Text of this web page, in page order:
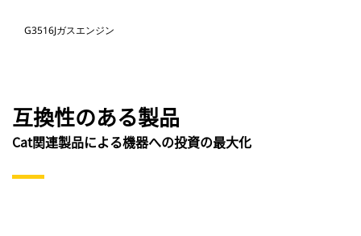
G3516Jガスエンジン
互換性のある製品
Cat関連製品による機器への投資の最大化